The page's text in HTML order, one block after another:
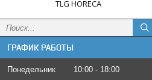
TLG HORECA
ГРАФИК РАБОТЫ
Понедельник 10:00
18:00